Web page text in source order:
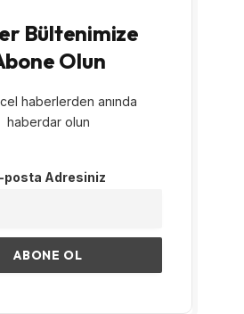
Bültenimize
Olun
haberlerden anında
haberdar olun
posta Adresiniz